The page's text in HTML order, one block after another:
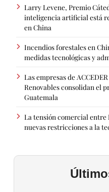
Larry Levene, Premio
inteligencia artificial está
en China
Incendios forestales en
medidas tecnológicas y
Las empresas de
Renovables consolidan el
Guatemala
La tensión comercial entre
nuevas restricciones a la